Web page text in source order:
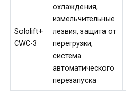
Sololift+
CWC-3
охлаждения,
измельчительные
лезвия, защита от
перегрузки,
система
автоматического
перезапуска